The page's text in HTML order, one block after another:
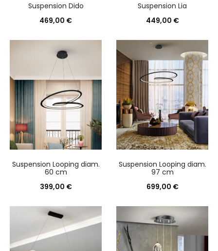
Suspension Dido
469,00 €
Suspension Lia
449,00 €
Suspension Looping diam.
60 cm
399,00 €
Suspension Looping diam.
97 cm
699,00 €